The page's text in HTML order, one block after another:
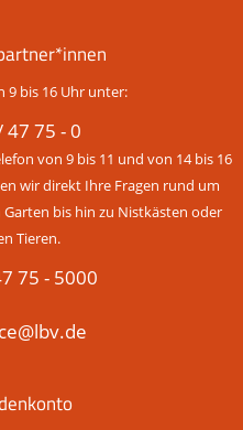
9 bis 16 Uhr unter:
47 75 - 0
von 9 bis 11 und von 14 bis 16
wir direkt Ihre Fragen rund um
bis hin zu Nistkästen oder
Tieren.
75 - 5000